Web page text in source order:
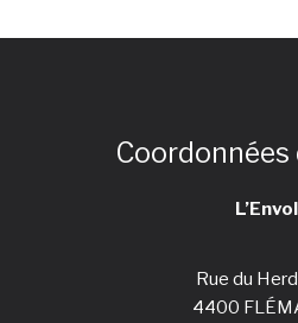
Coordonnées
L’Envol
Rue du
4400